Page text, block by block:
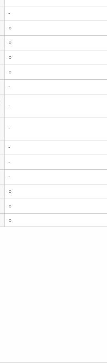
-
○
○
○
○
-
-
-
-
-
-
○
○
○